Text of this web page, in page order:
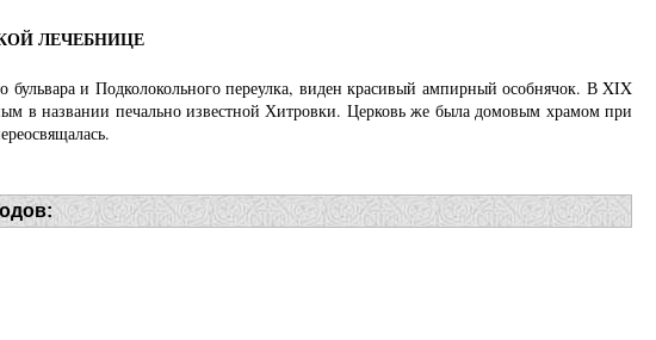
ЛЕЧЕБНИЦЕ
бульвара и Подколокольного переулка, виден красивый ампирный особнячок. В XIX
в названии печально известной Хитровки. Церковь же была домовым храмом при